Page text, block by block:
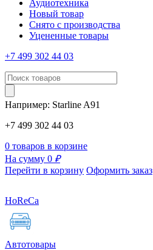
Аудиотехника
Новый товар
Снято с производства
Уцененные товары
+7 499 302 44 03
Например: Starline A91
+7 499 302 44 03
0 товаров в корзине
На сумму 0 ₽
Перейти в корзину Оформить заказ
HoReCa
Автотовары